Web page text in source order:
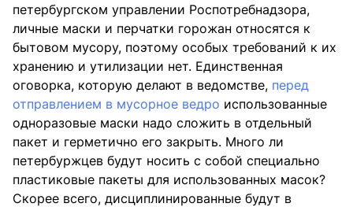
петербургском управлении Роспотребнадзора,
личные маски и перчатки горожан относятся к
бытовом мусору, поэтому особых требований к их
хранению и утилизации нет. Единственная
оговорка, которую делают в ведомстве, перед
отправлением в мусорное ведро использованные
одноразовые маски надо сложить в отдельный
пакет и герметично его закрыть. Много ли
петербуржцев будут носить с собой специально
пластиковые пакеты для использованных масок?
Скорее всего, дисциплинированные будут в